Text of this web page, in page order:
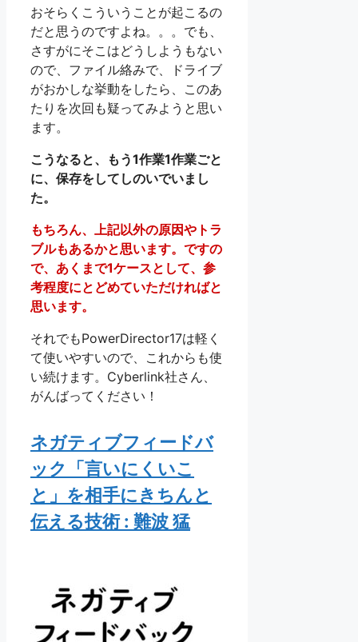
おそらくこういうことが起こるの
だと思うのですよね。。。でも、
さすがにそこはどうしようもない
ので、ファイル絡みで、ドライブ
がおかしな挙動をしたら、このあ
たりを次回も疑ってみようと思い
ます。
こうなると、もう1作業1作業ごと
に、保存をしてしのいでいまし
た。
もちろん、上記以外の原因やトラ
ブルもあるかと思います。ですの
で、あくまで1ケースとして、参
考程度にとどめていただければと
思います。
それでもPowerDirector17は軽く
て使いやすいので、これからも使
い続けます。Cyberlink社さん、
がんばってください！
ネガティブフィードバ
ック「言いにくいこ
と」を相手にきちんと
伝える技術 : 難波 猛